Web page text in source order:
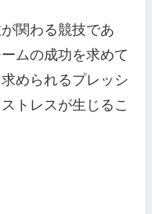
関わる競技であ
ムの成功を求めて
められるプレッシ
トレスが生じるこ